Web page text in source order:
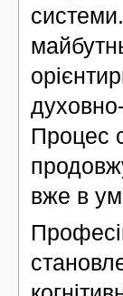
Процес
вже в